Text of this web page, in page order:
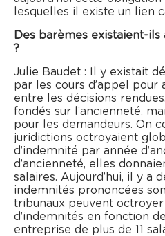
lesquelles il existe un lien
Des barèmes existaient-ils
?
Julie Baudet : Il y existait
par les cours d’appel pour
entre les décisions
fondés sur l’ancienneté,
pour les demandeurs. On
juridictions octroyaient
d’indemnité par année
d’ancienneté, elles
salaires. Aujourd’hui, il y a
indemnités prononcées
tribunaux peuvent
d’indemnités en fonction
entreprise de plus de 11